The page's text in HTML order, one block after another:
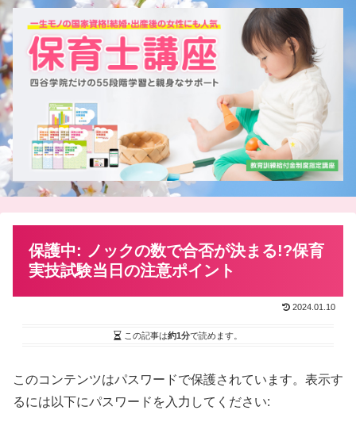
保護中: ノックの数で合否が決まる!?保育
実技試験当日の注意ポイント
2024.01.10
この記事は約1分で読めます。
このコンテンツはパスワードで保護されています。表示す
るには以下にパスワードを入力してください: